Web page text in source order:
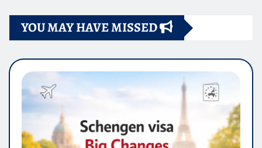
YOU MAY HAVE MISSED